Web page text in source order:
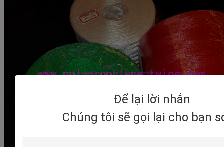
Để lại lời nhắn
Chúng tôi sẽ gọi lại cho bạn